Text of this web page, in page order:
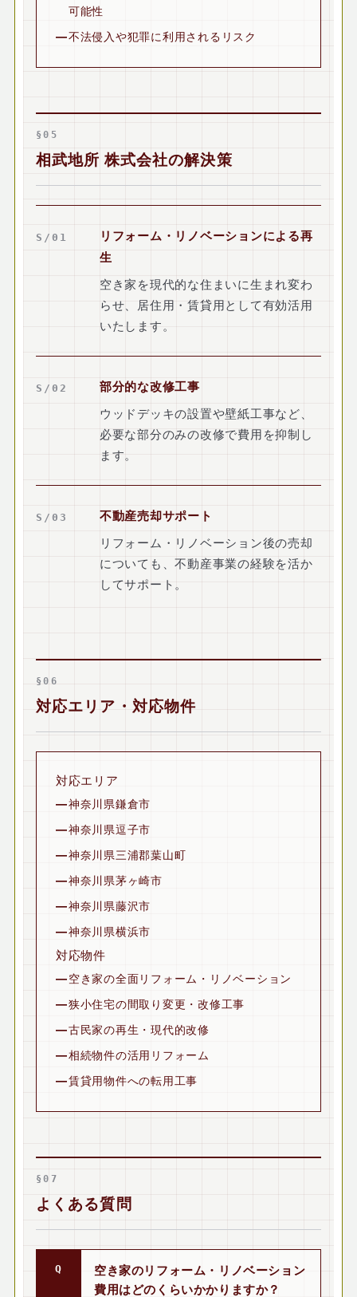
可能性
不法侵入や犯罪に利用されるリスク
§05
相武地所 株式会社の解決策
S/01
リフォーム・リノベーションによる再
生
空き家を現代的な住まいに生まれ変わ
らせ、居住用・賃貸用として有効活用
いたします。
S/02 部分的な改修工事
ウッドデッキの設置や壁紙工事など、
必要な部分のみの改修で費用を抑制し
ます。
S/03 不動産売却サポート
リフォーム・リノベーション後の売却
についても、不動産事業の経験を活か
してサポート。
§06
対応エリア・対応物件
対応エリア
神奈川県鎌倉市
神奈川県逗子市
神奈川県三浦郡葉山町
神奈川県茅ヶ崎市
神奈川県藤沢市
神奈川県横浜市
対応物件
空き家の全面リフォーム・リノベーション
狭小住宅の間取り変更・改修工事
古民家の再生・現代的改修
相続物件の活用リフォーム
賃貸用物件への転用工事
§07
よくある質問
空き家のリフォーム・リノベーション
費用はどのくらいかかりますか？